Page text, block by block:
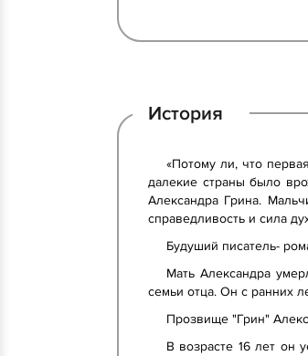
История
«Потому ли, что
далекие страны было
Александра Грина.
справедливость и сила
Будуший писатель-
Мать Александра
семьи отца. Он с ранних
Прозвище "Грин"
В возрасте 16 лет он